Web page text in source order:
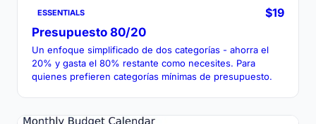
ESSENTIALS
$19
Presupuesto 80/20
Un enfoque simplificado de dos categorías - ahorra el
20% y gasta el 80% restante como necesites. Para
quienes prefieren categorías mínimas de presupuesto.